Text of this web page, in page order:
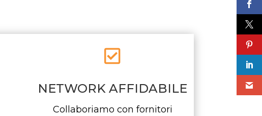

NETWORK AFFIDABILE
Collaboriamo con fornitori